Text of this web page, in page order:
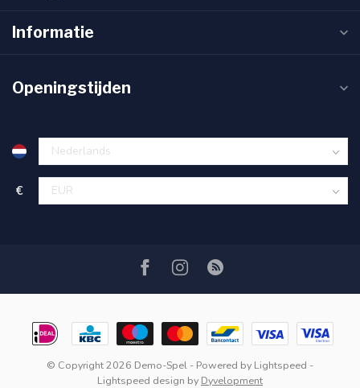
Informatie
Openingstijden
€
© Copyright 2026 Demo-Spel - Powered by Lightspeed -
Lightspeed design by Dyvelopment